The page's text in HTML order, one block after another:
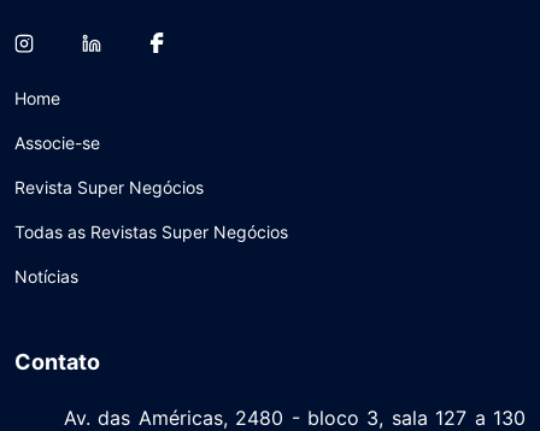
Home
Associe-se
Revista Super Negócios
Todas as Revistas Super Negócios
Notícias
Contato
Av. das Américas, 2480 - bloco 3, sala 127 a 130